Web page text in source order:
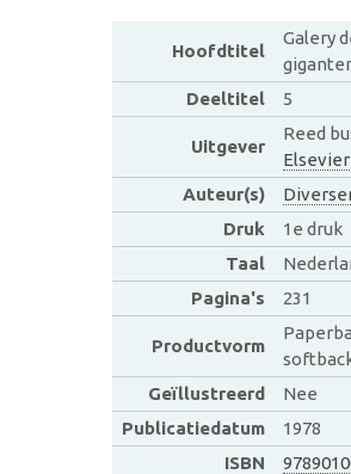
Hoofdtitel
Galery
Deeltitel
5
Uitgever
Reed
Elsevier
Auteur(s)
Druk
1e druk
Taal
Pagina's
231
Productvorm
Geïllustreerd
Nee
Publicatiedatum
1978
ISBN